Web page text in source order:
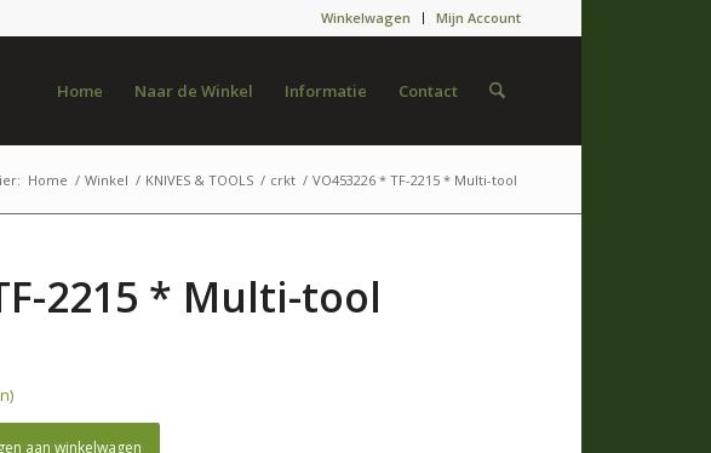
Winkelwagen Mijn Account
Home Naar de Winkel Informatie Contact
Home / Winkel / KNIVES & TOOLS / crkt / VO453226 * TF-2215 * Multi-tool
2215 * Multi-tool
aan winkelwagen